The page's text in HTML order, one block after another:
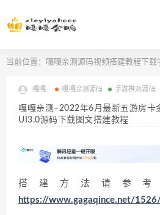
当前位置： 嘎嘎亲测源码视频搭建教程下载
嘎嘎 嘎嘎亲测源码 手游棋派源码
嘎嘎亲测–2022年6月最新五游房卡
UI3.0源码下载图文搭建教程
搭建方法请参考
https://www.gagaqince.net/1526/